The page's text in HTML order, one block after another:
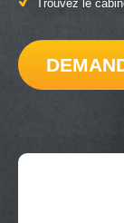
Trouvez le